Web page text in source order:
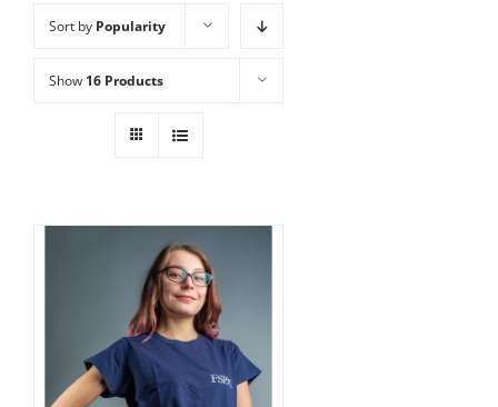
Sort by Popularity
Show 16 Products